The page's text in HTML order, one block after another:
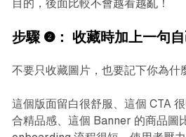
目的，後面比較不會越看越亂！
步驟 ❷： 收藏時加上一句
不要只收藏圖片，也要記下你為什
這個版面留白很舒服、這個 CTA
合精品感、這個 Banner 的商品圖